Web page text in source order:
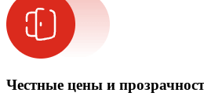
Честные цены и